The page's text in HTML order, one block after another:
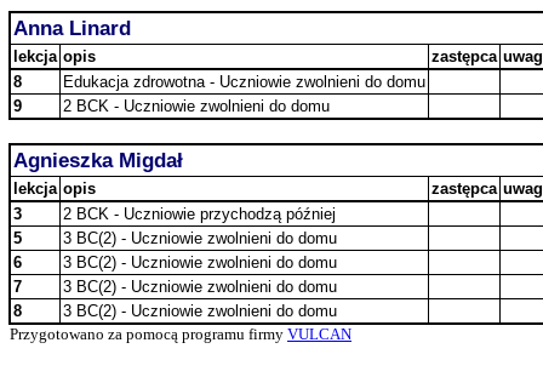
Anna Linard
lekcja opis zastępca
8
Edukacja zdrowotna - Uczniowie zwolnieni do domu
9
2 BCK - Uczniowie zwolnieni do domu
Agnieszka Migdał
lekcja opis zastępca
3
2 BCK - Uczniowie przychodzą później
5
3 BC(2) - Uczniowie zwolnieni do domu
6
3 BC(2) - Uczniowie zwolnieni do domu
7
3 BC(2) - Uczniowie zwolnieni do domu
8
3 BC(2) - Uczniowie zwolnieni do domu
Przygotowano za pomocą programu firmy VULCAN